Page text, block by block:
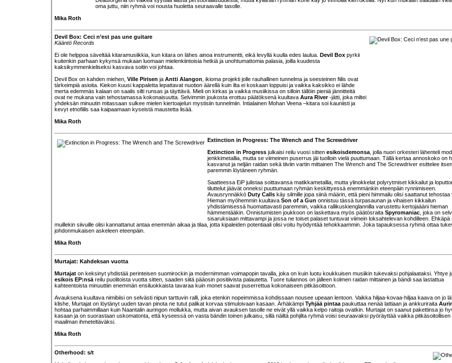
oma juttu, niin ryhmä voi nousta huoletta seuraavalle tasolle.
Mika Roth
Devil Box: Ceci n’est pas une guitare
Kääntö Records
Ei ole helppoa säveltää kitaramusiikkia, kun kitara on lähes ainoa instrumentti, eikä levyllä kuulla edes laulua. Devil Box pyrkii
kuitenkin parhaan kykynsä mukaan luomaan mielenkiintoisia hetkiä ja unohtumattomia palasia, joilla kuudesta
kaksikymmenkieliseksi kasvava soitin voi johtaa.
Devil Box on kahden miehen, Ville Pirisen ja Antti Alangon , ikioma projekti jolle rauhallinen tunnelma ja seesteinen fiilis ovat
tärkeimpiä asioita. Kiekon kuusi kappaletta lepattavat nuotion äärellä kuin ilta ei koskaan loppuisi ja vaikka kaksikko ei lähde
merta edemmäs kalaan on saalis silti runsas ja täyttävä. Mieli on kirkas ja vaikka musiikissa on silloin tällöin pieniä jännitteitä
ovat ne mukana vain tehostamassa kokonaisuutta. Selvimmin joukosta erottuu päätöksenä kuultava Aura River-jätti, joka miltei
yhdeksän minuutin mitassaan sulkee mielen kiertoajelun mystisiin tunnelmiin. Intialainen Mohan Veena –kitara soi kauniisti ja
kevyt etnofiilis saa kaipaamaan kyseistä maustetta lisää.
Mika Roth
Extinction in Progress: The Wrench and The Screwdriver
Extinction in Progress julkaisi reilu vuosi sitten esikoisdemonsa , jolla nuori orkesteri lähenteli
jenkkimetallia, mutta se viimeinen puserrus jäi tuolloin vielä puuttumaan. Tällä kertaa annoskoko on
kasvanut ja neljän raidan sekä tiiviin vartin mittainen The Wrench and The Screwdriver esittelee
paremmin löytäneen ryhmän.
Saatteessa EiP julistaa soittavansa matikkametallia, mutta ylinokkelat polyrytmiset kikkailut ja
tiluttelut jäävät onneksi puuttumaan ryhmän keskittyessä enemmänkin eteenpäin rynnimiseen.
Avausrynnäkkö Duty Calls käy silmille jopa siinä määrin, että pieni himmailu olisi saattanut tehostaa
Hieman myöhemmin kuultava Son of a Gun onnistuu tässä turpasaunan ja vihaisen kikkailun
yhdistämisessä huomattavasti paremmin, vaikka rallikuskienglannilla varustettu kertojaääni hieman
hämmentääkin. Onnistumisten joukkoon on laskettava myös päätösraita Spyromaniac , joka on
sisaruksiaan mittavampi ja jossa ne toiset palaset tuntuvat viimein loksahtelevan kohdilleen. Ehkäpä
muillekin siivuille olisi kannattanut antaa enemmän aikaa ja tilaa, jotta kipaleiden potentiaali olisi voitu hyödyntää tehokkaammin. Joka tapauksessa ryhmä ottaa
johdonmukaisen askeleen eteenpäin.
Mika Roth
Murtajat: Kahdeksan vuotta
Murtajat on keksinyt yhdistää perinteisen suomirockin ja modernimman voimapopin tavalla, joka on kuin luotu koukkuisen musiikin tukevaksi pohjalaataksi. Yhtye
esikois EP:nsä reilu puolitoista vuotta sitten, saaden siitä pääosin positiivista palautetta. Tuore tuliannos on jälleen kolmen raidan mittainen ja bändi saa lastattua
kahteentoista minuuttiin enemmän ensiluokkaista tavaraa kuin monet saavat puserrettua kokonaiseen pitkäsoittoon.
Avauksena kuultava nimibiisi on selvästi nipun tarttuvin ralli, joka etenkin nopeimmissa kohdissaan nousee upeaan lentoon. Vaikka hiljaa-kovaa-hiljaa kaava on jo
klishe, Murtajat on löytänyt uuden tavan pinota ne tutut palikat korvaa stimuloivaan kasaan. Ärhäkämpi Tyhjää pintaa paukuttaa nenää lattiaan ja ankkuriraita
hohtaa parhaimmillaan kuin Naantalin auringon mollukka, mutta aivan avauksen tasolle ne eivät yllä vaikka kelpo raitoja ovatkin. Murtajat on saanut pakettinsa jo
kasaan ja on suorastaan uskomatonta, että kyseessä on vasta bändin toinen julkaisu, sillä näiltä pohjilta ryhmä voisi seuraavaksi pyöräyttää vaikka pitkäsoitollisen
maailman ihmeteltäväksi.
Mika Roth
Otherhood: s/t